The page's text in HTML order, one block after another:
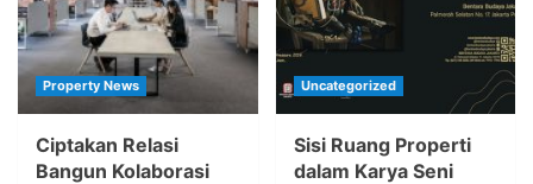
Property News
Ciptakan Relasi
Bangun Kolaborasi
Uncategorized
Sisi Ruang Properti
dalam Karya Seni